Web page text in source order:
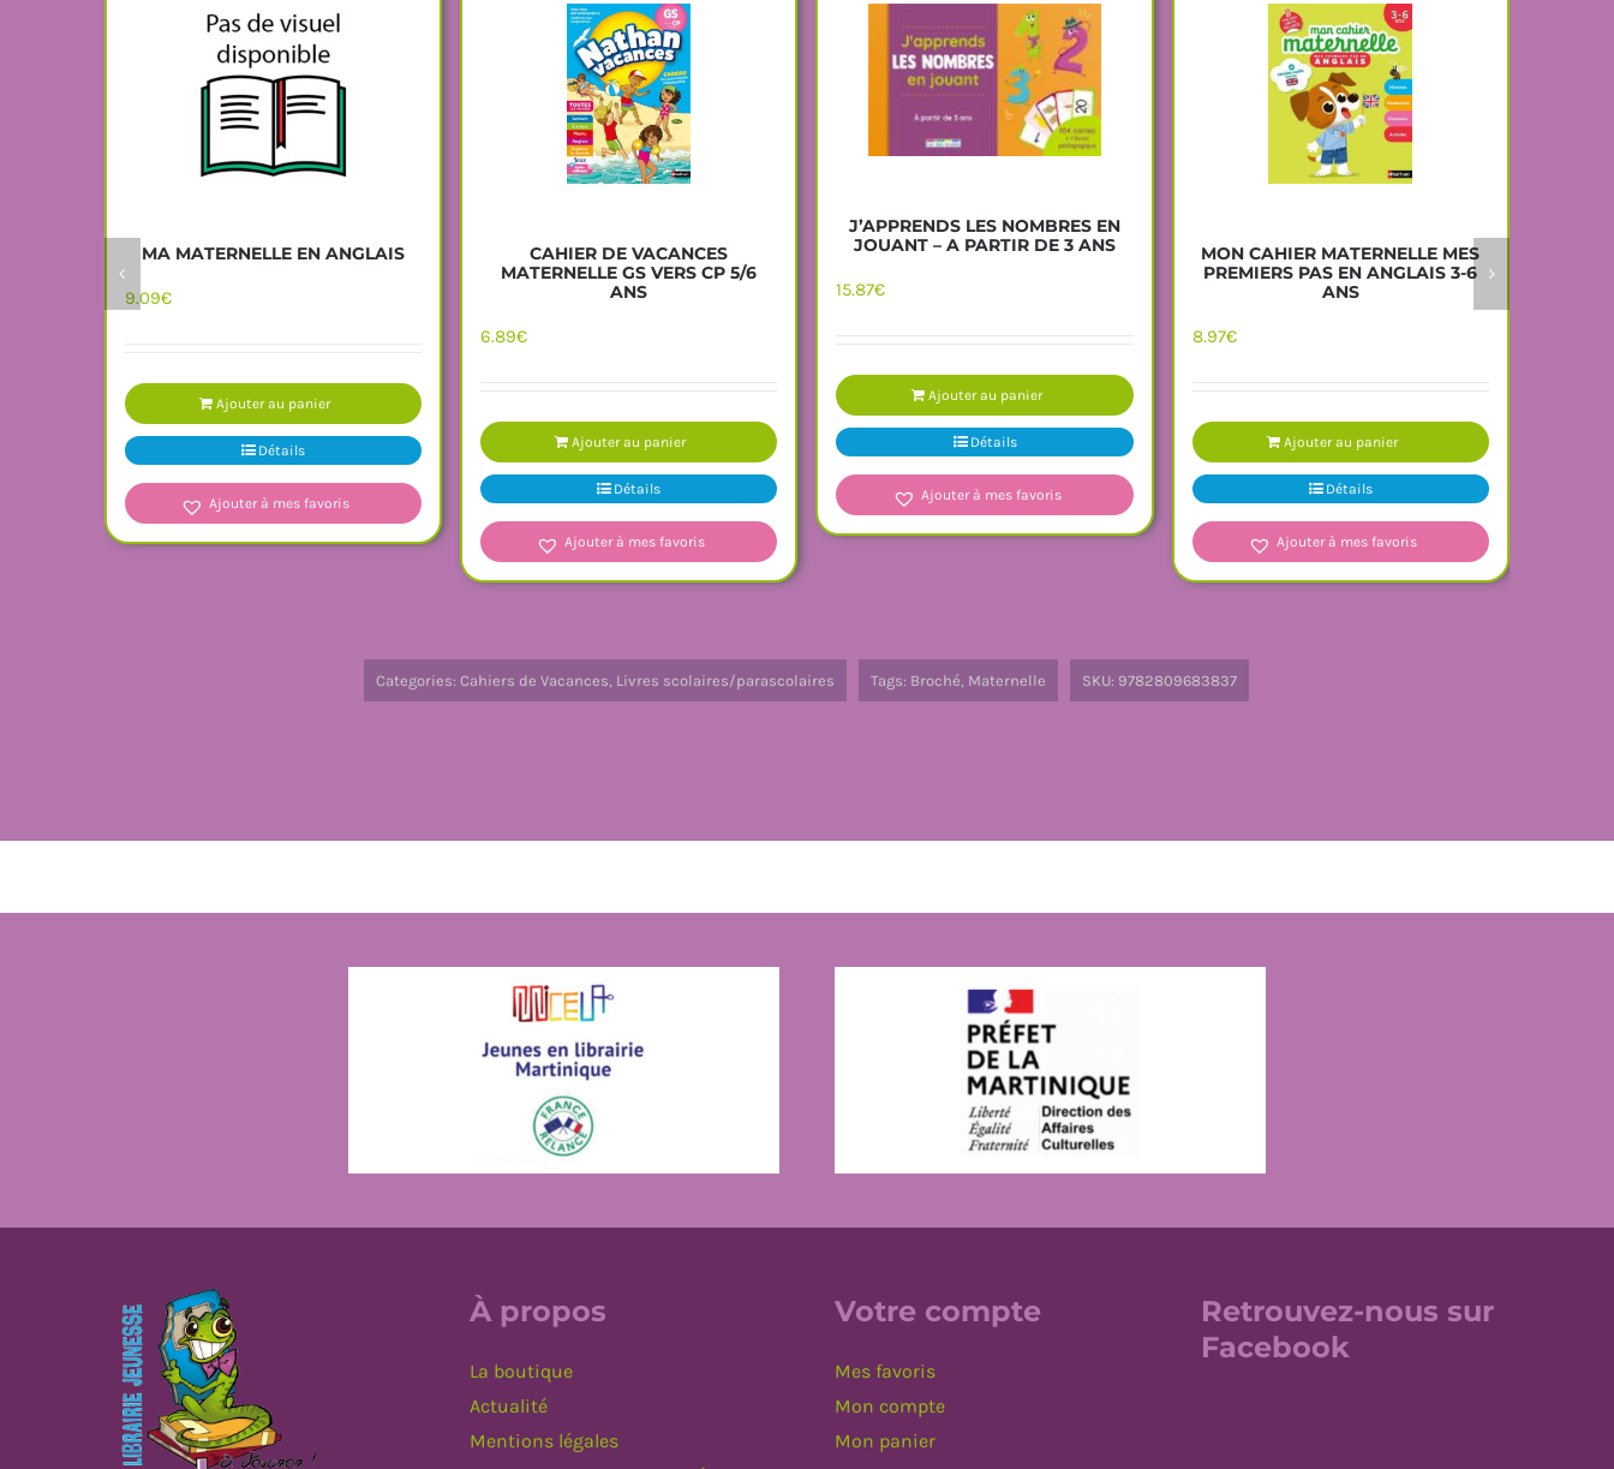
MA MATERNELLE EN ANGLAIS
9.09€
Ajouter au panier
Détails
Ajouter à mes favoris
CAHIER DE VACANCES
MATERNELLE GS VERS CP 5/6
ANS
6.89€
Ajouter au panier
Détails
Ajouter à mes favoris
J’APPRENDS LES NOMBRES EN
JOUANT – A PARTIR DE 3 ANS
15.87€
Ajouter au panier
Détails
Ajouter à mes favoris
MON CAHIER MATERNELLE MES
PREMIERS PAS EN ANGLAIS 3-6
ANS
8.97€
Ajouter au panier
Détails
Ajouter à mes favoris
Categories:Cahiers de Vacances, Livres scolaires/parascolaires Tags: Broché, Maternelle SKU: 9782809683837
À propos
La boutique
Actualité
Mentions légales
Votre compte
Mes favoris
Mon compte
Mon panier
Retrouvez-nous sur
Facebook